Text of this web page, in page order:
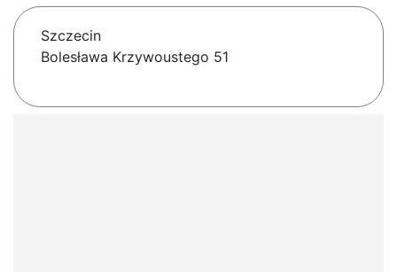
Szczecin
Bolesława Krzywoustego 51